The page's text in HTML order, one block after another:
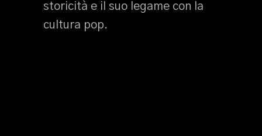
storicità e il suo legame con la
cultura pop.